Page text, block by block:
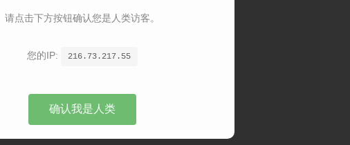
请点击下方按钮确认您是人类访客。
您的IP: 216.73.217.55
确认我是人类